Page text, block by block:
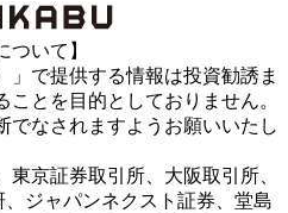
ついて】
」で提供する情報は投資勧誘ま
とを目的としておりません。
でなされますようお願いいたし
京証券取引所、大阪取引所、
ジャパンネクスト証券、堂島